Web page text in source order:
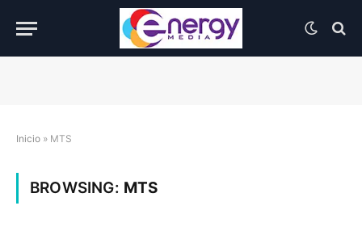
Inicio » MTS
BROWSING: MTS